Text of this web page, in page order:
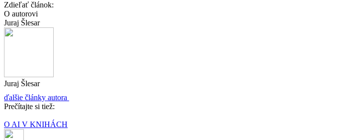
Zdieľať článok:
O autorovi
Juraj Šlesar
Juraj Šlesar
ďalšie články autora
Prečítajte si tiež:
O AI V KNIHÁCH